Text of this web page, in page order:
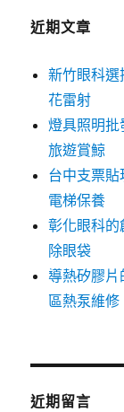
近期文章
新竹眼科
花雷射
燈具照明
旅遊賞鯨
台中支票
電梯保養
彰化眼科
除眼袋
導熱矽膠
區熱泵維修
近期留言